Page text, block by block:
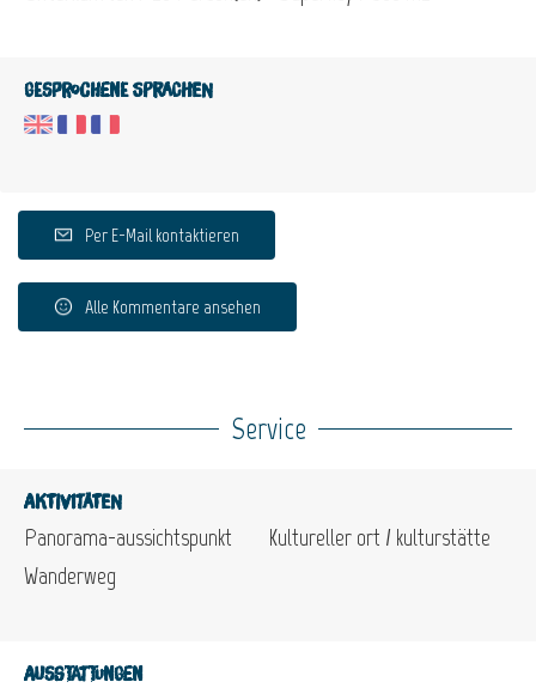
Gesprochene Sprachen
Per E-Mail kontaktieren
Alle Kommentare ansehen
Service
Aktivitäten
Panorama-aussichtspunkt
Wanderweg
Kultureller ort / kulturstätte
Ausstattungen